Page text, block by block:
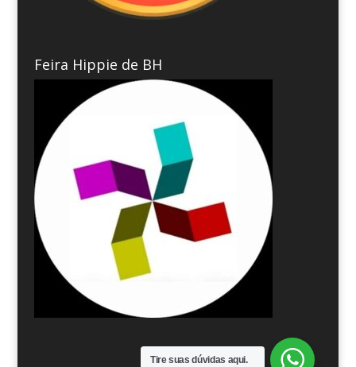
Feira Hippie de BH
Tire suas dúvidas aqui.